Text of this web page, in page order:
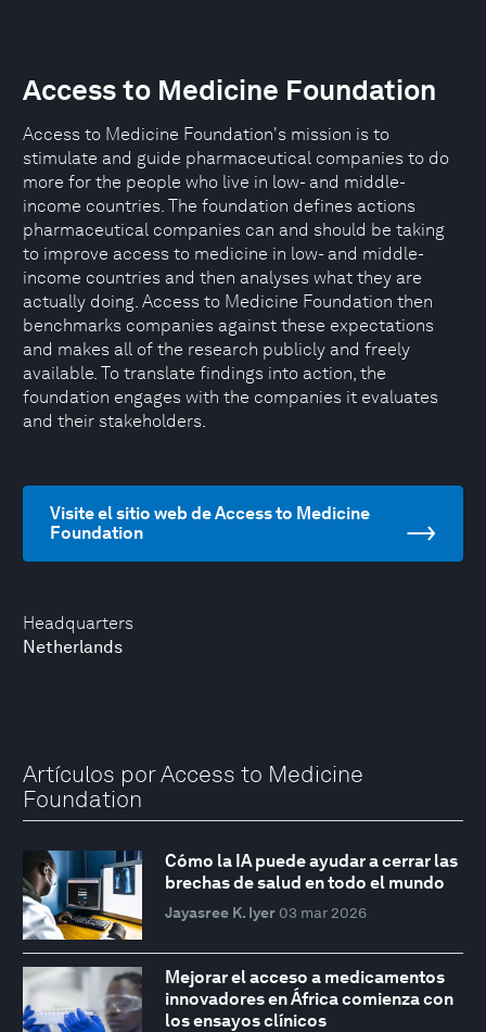
Headquarters
Netherlands
Access to Medicine Foundation
Access to Medicine Foundation's mission is to
stimulate and guide pharmaceutical companies to do
more for the people who live in low- and middle-
income countries. The foundation defines actions
pharmaceutical companies can and should be taking
to improve access to medicine in low- and middle-
income countries and then analyses what they are
actually doing. Access to Medicine Foundation then
benchmarks companies against these expectations
and makes all of the research publicly and freely
available. To translate findings into action, the
foundation engages with the companies it evaluates
and their stakeholders.
Visite el sitio web de Access to Medicine
Foundation
Artículos por Access to Medicine
Foundation
Cómo la IA puede ayudar a cerrar las
brechas de salud en todo el mundo
Jayasree K. Iyer 03 mar 2026
Mejorar el acceso a medicamentos
innovadores en África comienza con
los ensayos clínicos